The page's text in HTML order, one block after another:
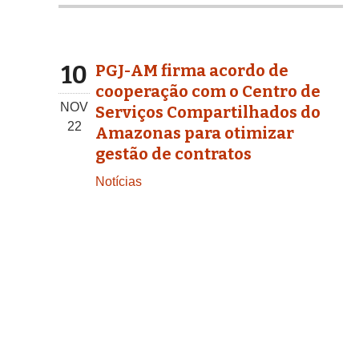
10
NOV
22
PGJ-AM firma acordo de
cooperação com o Centro de
Serviços Compartilhados do
Amazonas para otimizar
gestão de contratos
Notícias